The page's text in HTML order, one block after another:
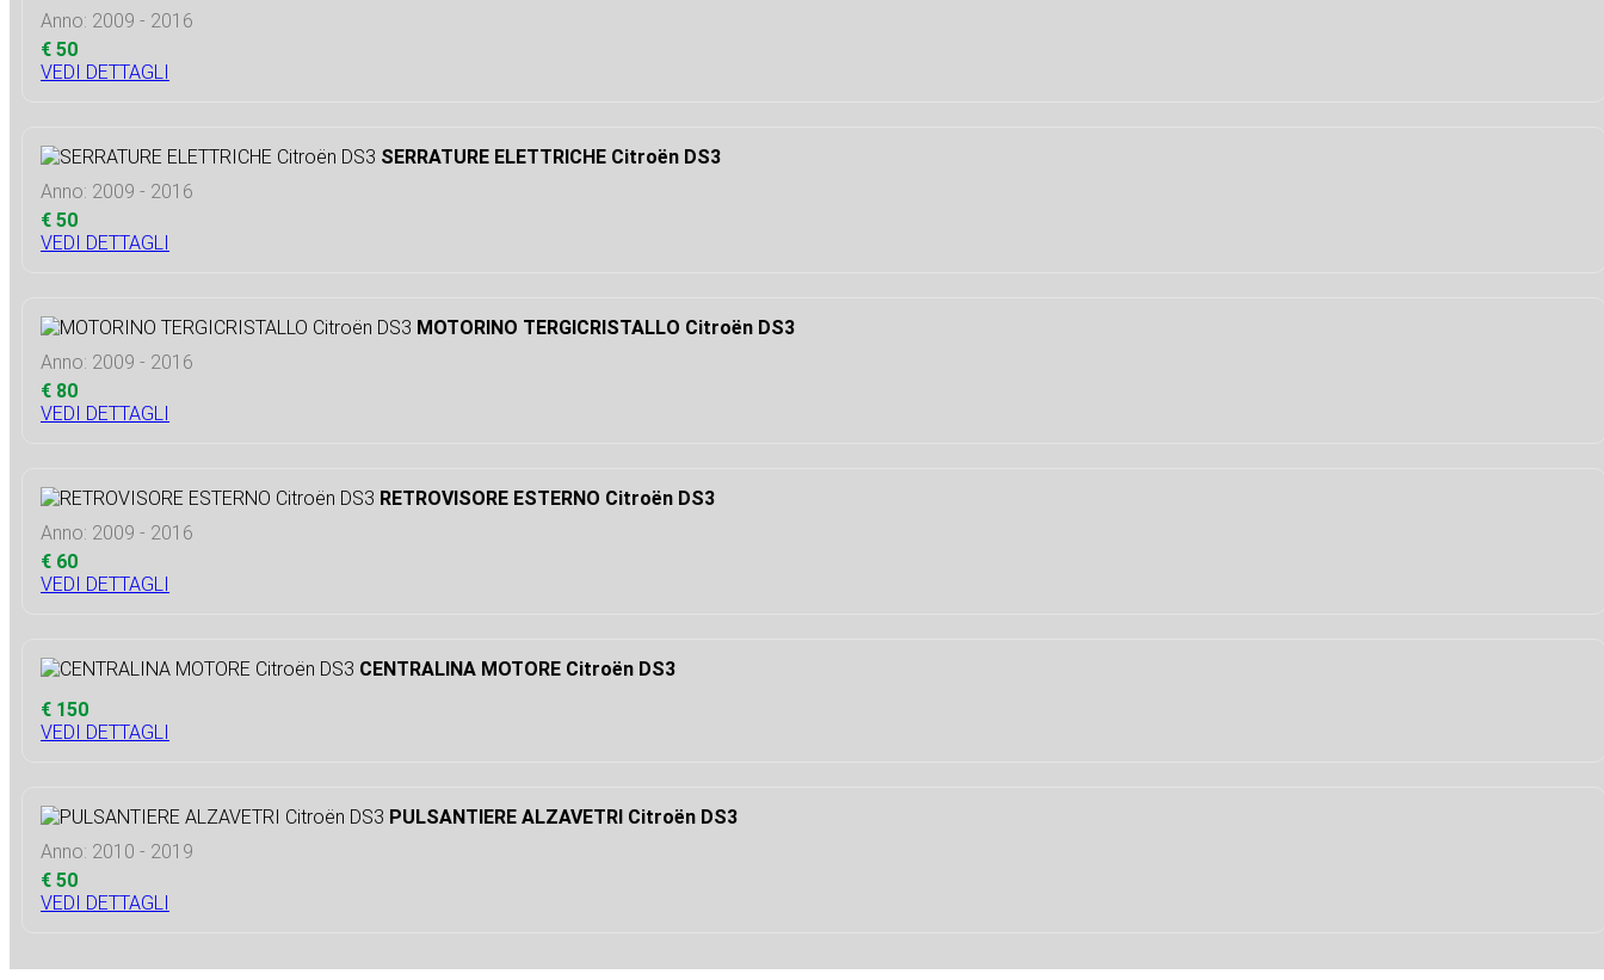
Anno: 2009 - 2016
€ 50
VEDI DETTAGLI
SERRATURE ELETTRICHE Citroën DS3
Anno: 2009 - 2016
€ 50
VEDI DETTAGLI
MOTORINO TERGICRISTALLO Citroën DS3
Anno: 2009 - 2016
€ 80
VEDI DETTAGLI
RETROVISORE ESTERNO Citroën DS3
Anno: 2009 - 2016
€ 60
VEDI DETTAGLI
CENTRALINA MOTORE Citroën DS3
€ 150
VEDI DETTAGLI
PULSANTIERE ALZAVETRI Citroën DS3
Anno: 2010 - 2019
€ 50
VEDI DETTAGLI